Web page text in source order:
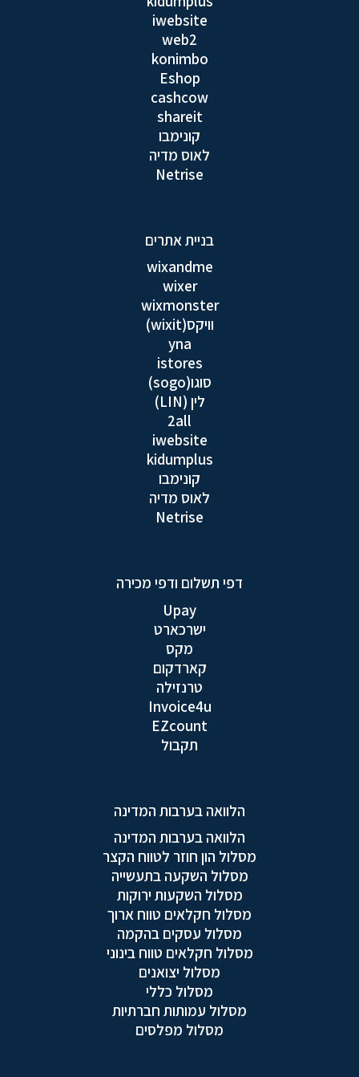
iwebsite
web2
konimbo
Eshop
cashcow
shareit
קונימבו
לאוס מדיה
Netrise
בניית אתרים
wixandme
wixer
wixmonster
וויקס(wixit)
yna
istores
סוגו(sogo)
לין (LIN)
2all
iwebsite
kidumplus
קונימבו
לאוס מדיה
Netrise
דפי תשלום ודפי מכירה
Upay
ישרכארט
מקס
קארדקום
טרנזילה
Invoice4u
EZcount
תקבול
הלוואה בערבות המדינה
הלוואה בערבות המדינה
מסלול הון חוזר לטווח הקצר
מסלול השקעה בתעשייה
מסלול השקעות ירוקות
מסלול חקלאים טווח ארוך
מסלול עסקים בהקמה
מסלול חקלאים טווח בינוני
מסלול יצואנים
מסלול כללי
מסלול עמותות חברתיות
מסלול מפלסים